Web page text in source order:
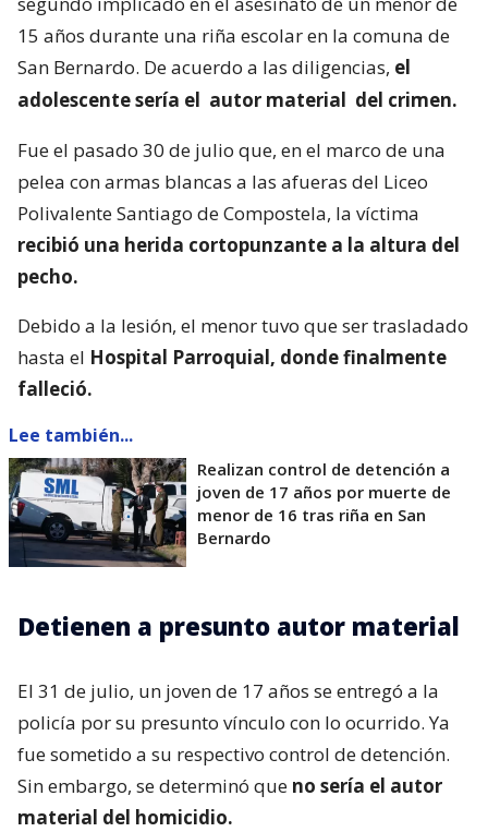
15 años durante una riña escolar en la comuna de
San Bernardo. De acuerdo a las diligencias, el
adolescente sería el autor material del crimen.
Fue el pasado 30 de julio que, en el marco de una
pelea con armas blancas a las afueras del Liceo
Polivalente Santiago de Compostela, la víctima
recibió una herida cortopunzante a la altura del
pecho.
Debido a la lesión, el menor tuvo que ser trasladado
hasta el Hospital Parroquial, donde finalmente
falleció.
Lee también...
Realizan control de detención a
joven de 17 años por muerte de
menor de 16 tras riña en San
Bernardo
Detienen a presunto autor material
El 31 de julio, un joven de 17 años se entregó a la
policía por su presunto vínculo con lo ocurrido. Ya
fue sometido a su respectivo control de detención.
Sin embargo, se determinó que no sería el autor
material del homicidio.